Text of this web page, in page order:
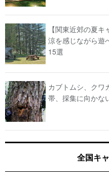
【関東近郊の夏
涼を感じながら遊
15選
カブトムシ、クワ
帯、採集に向かな
全国キ